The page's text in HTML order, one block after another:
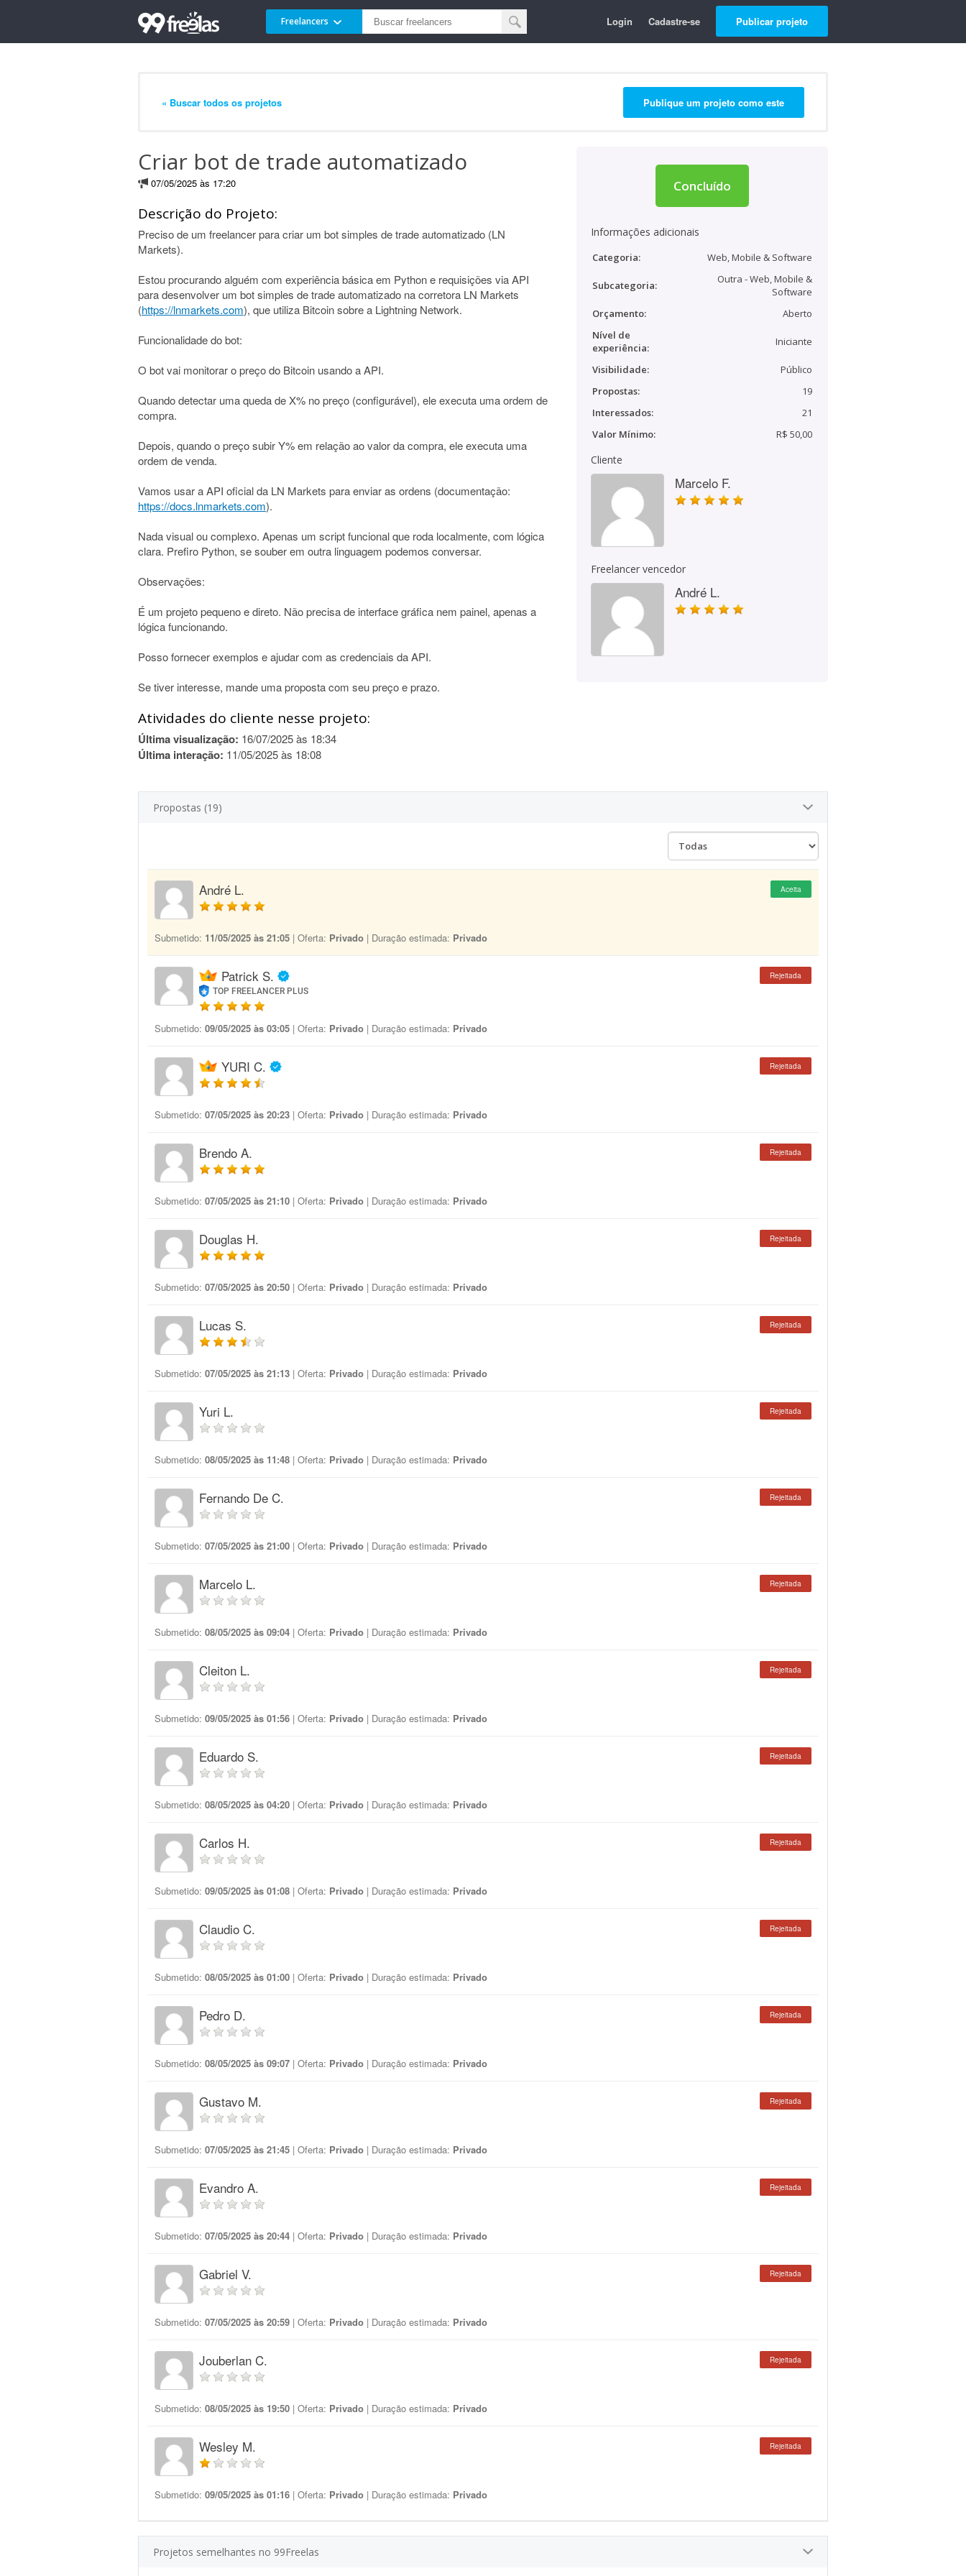
Freelancers Login Cadastre-se Publicar projeto
« Buscar todos os projetos Publique um projeto como este
Criar bot de trade automatizado
07/05/2025 às 17:20
Descrição do Projeto:
Preciso de um freelancer para criar um bot simples de trade automatizado (LN
Markets).
Estou procurando alguém com experiência básica em Python e requisições via API
para desenvolver um bot simples de trade automatizado na corretora LN Markets
(https://lnmarkets.com), que utiliza Bitcoin sobre a Lightning Network.
Funcionalidade do bot:
O bot vai monitorar o preço do Bitcoin usando a API.
Quando detectar uma queda de X% no preço (configurável), ele executa uma ordem de
compra.
Depois, quando o preço subir Y% em relação ao valor da compra, ele executa uma
ordem de venda.
Vamos usar a API oficial da LN Markets para enviar as ordens (documentação:
https://docs.lnmarkets.com).
Nada visual ou complexo. Apenas um script funcional que roda localmente, com lógica
clara. Prefiro Python, se souber em outra linguagem podemos conversar.
Observações:
É um projeto pequeno e direto. Não precisa de interface gráfica nem painel, apenas a
lógica funcionando.
Posso fornecer exemplos e ajudar com as credenciais da API.
Se tiver interesse, mande uma proposta com seu preço e prazo.
Atividades do cliente nesse projeto:
Última visualização: 16/07/2025 às 18:34
Última interação: 11/05/2025 às 18:08
Concluído
Informações adicionais
Categoria: Web, Mobile & Software
Subcategoria:
Outra - Web, Mobile &
Software
Orçamento:
Aberto
Nível de
experiência:
Iniciante
Visibilidade:
Público
Propostas:
19
Interessados:
21
Valor Mínimo:
R$ 50,00
Cliente
Marcelo F.
Freelancer vencedor
André L.
Propostas (19)
André L. Aceita
Submetido: 11/05/2025 às 21:05 | Oferta: Privado | Duração estimada: Privado
Patrick S.
TOP FREELANCER PLUS
Rejeitada
Submetido: 09/05/2025 às 03:05 | Oferta: Privado | Duração estimada: Privado
YURI C. Rejeitada
Submetido: 07/05/2025 às 20:23 | Oferta: Privado | Duração estimada: Privado
Brendo A. Rejeitada
Submetido: 07/05/2025 às 21:10 | Oferta: Privado | Duração estimada: Privado
Douglas H. Rejeitada
Submetido: 07/05/2025 às 20:50 | Oferta: Privado | Duração estimada: Privado
Lucas S. Rejeitada
Submetido: 07/05/2025 às 21:13 | Oferta: Privado | Duração estimada: Privado
Yuri L. Rejeitada
Submetido: 08/05/2025 às 11:48 | Oferta: Privado | Duração estimada: Privado
Fernando De C. Rejeitada
Submetido: 07/05/2025 às 21:00 | Oferta: Privado | Duração estimada: Privado
Marcelo L. Rejeitada
Submetido: 08/05/2025 às 09:04 | Oferta: Privado | Duração estimada: Privado
Cleiton L. Rejeitada
Submetido: 09/05/2025 às 01:56 | Oferta: Privado | Duração estimada: Privado
Eduardo S. Rejeitada
Submetido: 08/05/2025 às 04:20 | Oferta: Privado | Duração estimada: Privado
Carlos H. Rejeitada
Submetido: 09/05/2025 às 01:08 | Oferta: Privado | Duração estimada: Privado
Claudio C. Rejeitada
Submetido: 08/05/2025 às 01:00 | Oferta: Privado | Duração estimada: Privado
Pedro D. Rejeitada
Submetido: 08/05/2025 às 09:07 | Oferta: Privado | Duração estimada: Privado
Gustavo M. Rejeitada
Submetido: 07/05/2025 às 21:45 | Oferta: Privado | Duração estimada: Privado
Evandro A. Rejeitada
Submetido: 07/05/2025 às 20:44 | Oferta: Privado | Duração estimada: Privado
Gabriel V. Rejeitada
Submetido: 07/05/2025 às 20:59 | Oferta: Privado | Duração estimada: Privado
Jouberlan C. Rejeitada
Submetido: 08/05/2025 às 19:50 | Oferta: Privado | Duração estimada: Privado
Wesley M. Rejeitada
Submetido: 09/05/2025 às 01:16 | Oferta: Privado | Duração estimada: Privado
Projetos semelhantes no 99Freelas